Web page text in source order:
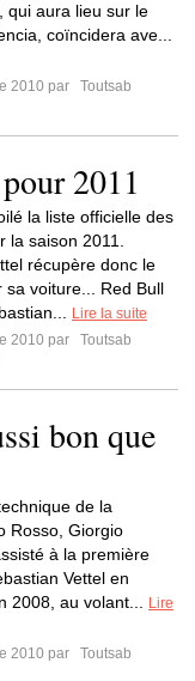
qui aura lieu sur le
coïncidera ave...
2010 par
Toutsab
2011
la liste officielle des
la saison 2011.
récupère donc le
sa voiture... Red Bull
Lire la suite
2010 par
Toutsab
bon que
de la
Rosso, Giorgio
à la première
Vettel en
2008, au volant...
Lire
2010 par
Toutsab